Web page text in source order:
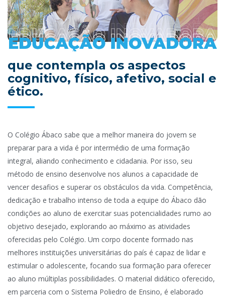
que contempla os aspectos
cognitivo, físico, afetivo, social e
ético.
O Colégio Ábaco sabe que a melhor maneira do jovem se
preparar para a vida é por intermédio de uma formação
integral, aliando conhecimento e cidadania. Por isso, seu
método de ensino desenvolve nos alunos a capacidade de
vencer desafios e superar os obstáculos da vida. Competência,
dedicação e trabalho intenso de toda a equipe do Ábaco dão
condições ao aluno de exercitar suas potencialidades rumo ao
objetivo desejado, explorando ao máximo as atividades
oferecidas pelo Colégio. Um corpo docente formado nas
melhores instituições universitárias do país é capaz de lidar e
estimular o adolescente, focando sua formação para oferecer
ao aluno múltiplas possibilidades. O material didático oferecido,
em parceria com o Sistema Poliedro de Ensino, é elaborado